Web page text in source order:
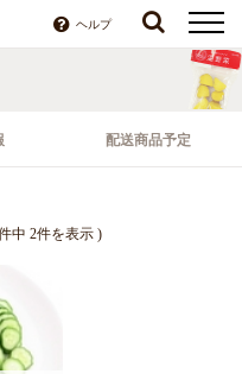
ヘルプ
配送商品予定
中 2件を表示 )